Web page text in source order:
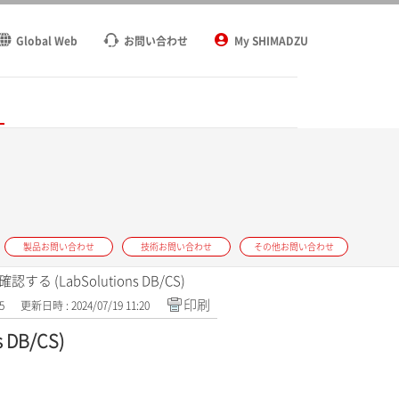
Global Web お問い合わせ My SHIMADZU
製品お問い合わせ 技術お問い合わせ その他お問い合わせ
認する (LabSolutions DB/CS)
更新日時 : 2024/07/19 11:20 印刷
CS)